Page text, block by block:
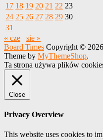
17 18 19 20 21 22 23
24 25 26 27 28 29 30
31
« cze
sie »
Board Times Copyright ©
Theme by MyThemeShop.
Ta strona używa plików
Close
Privacy Overview
This website uses cookies to